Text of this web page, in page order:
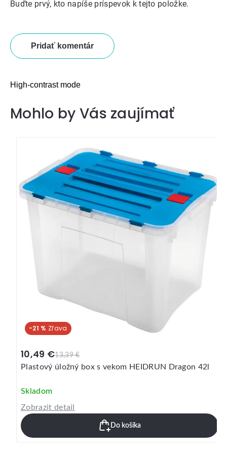
Buďte prvý, kto napíše príspevok k tejto položke.
Pridať komentár
High-contrast mode
Mohlo by Vás zaujímať
-21 %
13,39 €
10,49 €
Plastový úložný box s vekom HEIDRUN Dragon 42l
Skladom
Zobrazit detail
Do košíka